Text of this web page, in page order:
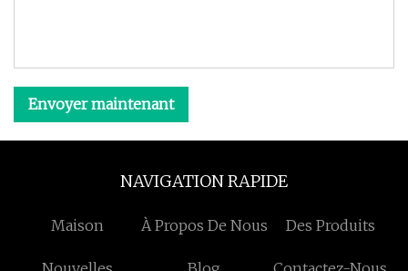
Envoyer maintenant
NAVIGATION RAPIDE
Maison À Propos De Nous Des Produits